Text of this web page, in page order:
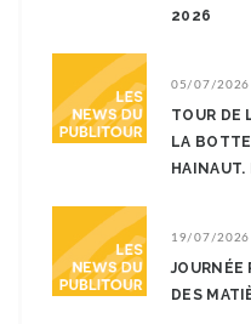
2026
05/07/
TOUR DE
LA
HAINAUT.
19/07/
JOURNÉE
DES